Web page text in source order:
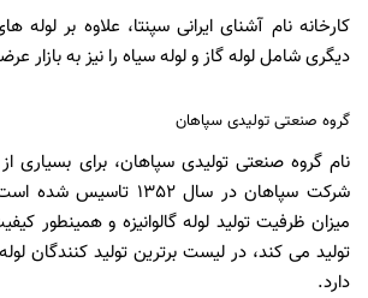
کارخانه نام آشنای ایرانی سپنتا، علاوه بر لوله
دیگری شامل لوله گاز و لوله سیاه را نیز به بازار
گروه صنعتی تولیدی سپاهان
نام گروه صنعتی تولیدی سپاهان، برای بسیاری
شرکت سپاهان در سال 1352
میزان ظرفیت تولید لوله گالوانیزه و همینطور
تولید می‌ کند، در لیست برترین تولید کنندگان لوله
دارد.